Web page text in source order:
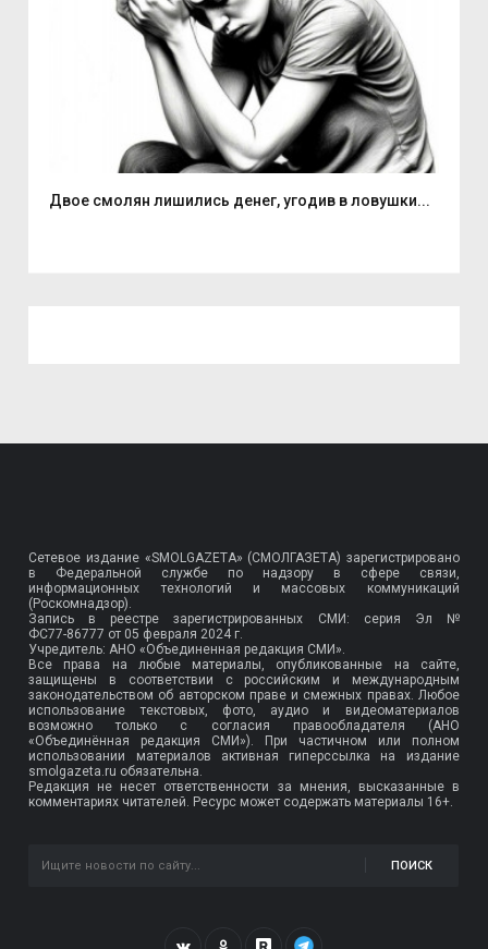
Двое смолян лишились денег, угодив в ловушки...
Сетевое издание «SMOLGAZETA» (СМОЛГАЗЕТА) зарегистрировано
в Федеральной службе по надзору в сфере связи,
информационных технологий и массовых коммуникаций
(Роскомнадзор).
Запись в реестре зарегистрированных СМИ: серия Эл №
ФС77-86777 от 05 февраля 2024 г.
Учредитель: АНО «Объединенная редакция СМИ».
Все права на любые материалы, опубликованные на сайте,
защищены в соответствии с российским и международным
законодательством об авторском праве и смежных правах. Любое
использование текстовых, фото, аудио и видеоматериалов
возможно только с согласия правообладателя (АНО
«Объединённая редакция СМИ»). При частичном или полном
использовании материалов активная гиперссылка на издание
smolgazeta.ru обязательна.
Редакция не несет ответственности за мнения, высказанные в
комментариях читателей. Ресурс может содержать материалы 16+.
ПОИСК